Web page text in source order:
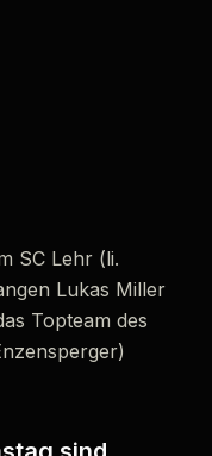
SC Lehr (li.
Lukas Miller
Topteam des